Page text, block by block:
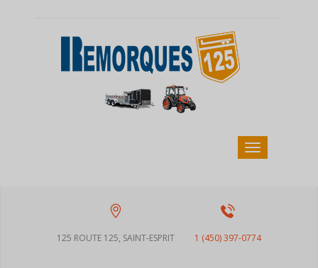
125 ROUTE 125, SAINT-ESPRIT 1 (450) 397-0774